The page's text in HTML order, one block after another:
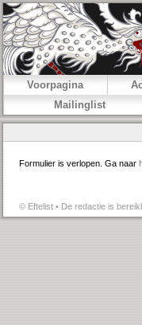
Voorpagina
Mailinglist
Formulier is verlopen. Ga naar
© Eftelist • De redactie is